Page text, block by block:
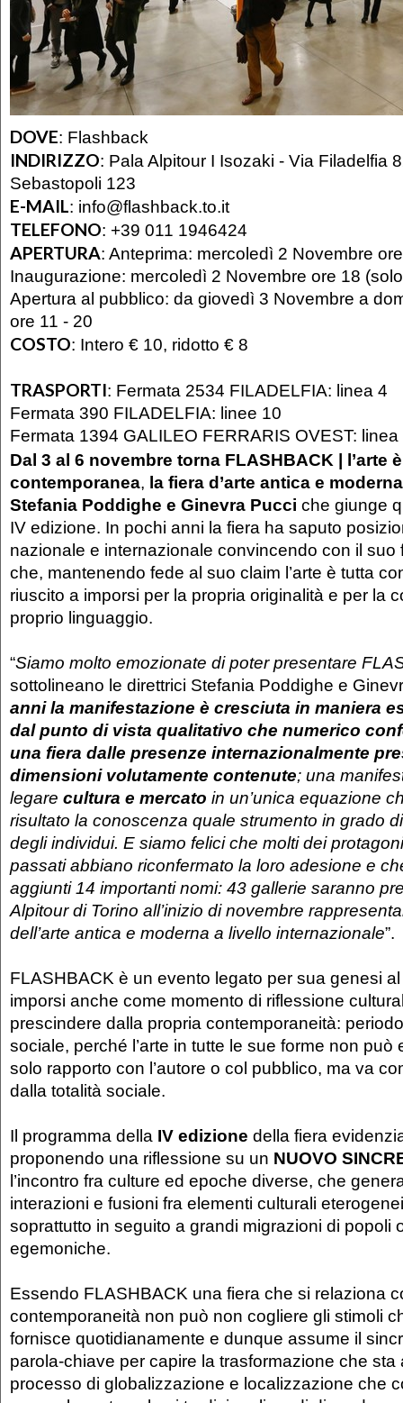
DOVE: Flashback
INDIRIZZO: Pala Alpitour I Isozaki - Via Filadelfia
Sebastopoli 123
E-MAIL: info@flashback.to.it
TELEFONO: +39 011 1946424
APERTURA: Anteprima: mercoledì 2 Novembre
Inaugurazione: mercoledì 2 Novembre ore 18
Apertura al pubblico: da giovedì 3 Novembre a
ore 11 - 20
COSTO: Intero € 10, ridotto € 8
TRASPORTI: Fermata 2534 FILADELFIA: linea 4
Fermata 390 FILADELFIA: linee 10
Fermata 1394 GALILEO FERRARIS OVEST: linea
Dal 3 al 6 novembre torna FLASHBACK | l’arte
contemporanea, la fiera d’arte antica e
Stefania Poddighe e Ginevra Pucci che giunge
IV edizione. In pochi anni la fiera ha saputo
nazionale e internazionale convincendo con il suo
che, mantenendo fede al suo claim l’arte è tutta
riuscito a imporsi per la propria originalità e per la
proprio linguaggio.
“Siamo molto emozionate di poter presentare
sottolineano le direttrici Stefania Poddighe e
anni la manifestazione è cresciuta in maniera
dal punto di vista qualitativo che numerico
una fiera dalle presenze internazionalmente
dimensioni volutamente contenute; una
legare cultura e mercato in un’unica equazione
risultato la conoscenza quale strumento in grado
degli individui. E siamo felici che molti dei
passati abbiano riconfermato la loro adesione e
aggiunti 14 importanti nomi: 43 gallerie saranno
Alpitour di Torino all’inizio di novembre
dell’arte antica e moderna a livello internazionale”.
FLASHBACK è un evento legato per sua genesi
imporsi anche come momento di riflessione
prescindere dalla propria contemporaneità:
sociale, perché l’arte in tutte le sue forme non può
solo rapporto con l’autore o col pubblico, ma va
dalla totalità sociale.
Il programma della IV edizione della fiera
proponendo una riflessione su un NUOVO
l’incontro fra culture ed epoche diverse, che
interazioni e fusioni fra elementi culturali
soprattutto in seguito a grandi migrazioni di popoli
egemoniche.
Essendo FLASHBACK una fiera che si relaziona
contemporaneità non può non cogliere gli stimoli
fornisce quotidianamente e dunque assume il
parola-chiave per capire la trasformazione che
processo di globalizzazione e localizzazione che